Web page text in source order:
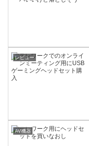
レビュー
AV機器